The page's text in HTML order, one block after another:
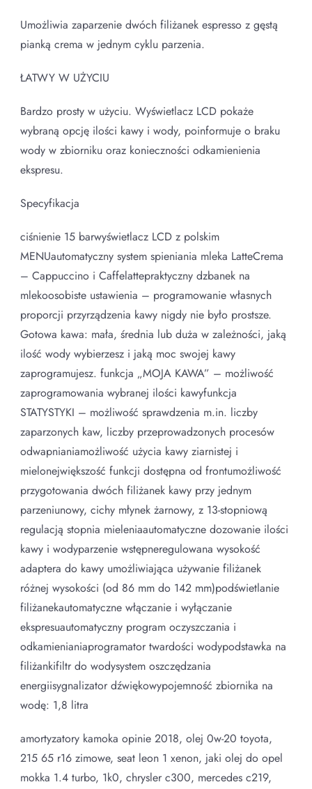
Umożliwia zaparzenie dwóch filiżanek espresso z gęstą
pianką crema w jednym cyklu parzenia.
ŁATWY W UŻYCIU
Bardzo prosty w użyciu. Wyświetlacz LCD pokaże
wybraną opcję ilości kawy i wody, poinformuje o braku
wody w zbiorniku oraz konieczności odkamienienia
ekspresu.
Specyfikacja
ciśnienie 15 barwyświetlacz LCD z polskim
MENUautomatyczny system spieniania mleka LatteCrema
– Cappuccino i Caffelattepraktyczny dzbanek na
mlekoosobiste ustawienia – programowanie własnych
proporcji przyrządzenia kawy nigdy nie było prostsze.
Gotowa kawa: mała, średnia lub duża w zależności, jaką
ilość wody wybierzesz i jaką moc swojej kawy
zaprogramujesz. funkcja „MOJA KAWA” – możliwość
zaprogramowania wybranej ilości kawyfunkcja
STATYSTYKI – możliwość sprawdzenia m.in. liczby
zaparzonych kaw, liczby przeprowadzonych procesów
odwapnianiamożliwość użycia kawy ziarnistej i
mielonejwiększość funkcji dostępna od frontumożliwość
przygotowania dwóch filiżanek kawy przy jednym
parzeniunowy, cichy młynek żarnowy, z 13-stopniową
regulacją stopnia mieleniaautomatyczne dozowanie ilości
kawy i wodyparzenie wstępneregulowana wysokość
adaptera do kawy umożliwiająca używanie filiżanek
różnej wysokości (od 86 mm do 142 mm)podświetlanie
filiżanekautomatyczne włączanie i wyłączanie
ekspresuautomatyczny program oczyszczania i
odkamienianiaprogramator twardości wodypodstawka na
filiżankifiltr do wodysystem oszczędzania
energiisygnalizator dźwiękowypojemność zbiornika na
wodę: 1,8 litra
amortyzatory kamoka opinie 2018, olej 0w-20 toyota,
215 65 r16 zimowe, seat leon 1 xenon, jaki olej do opel
mokka 1.4 turbo, 1k0, chrysler c300, mercedes c219,